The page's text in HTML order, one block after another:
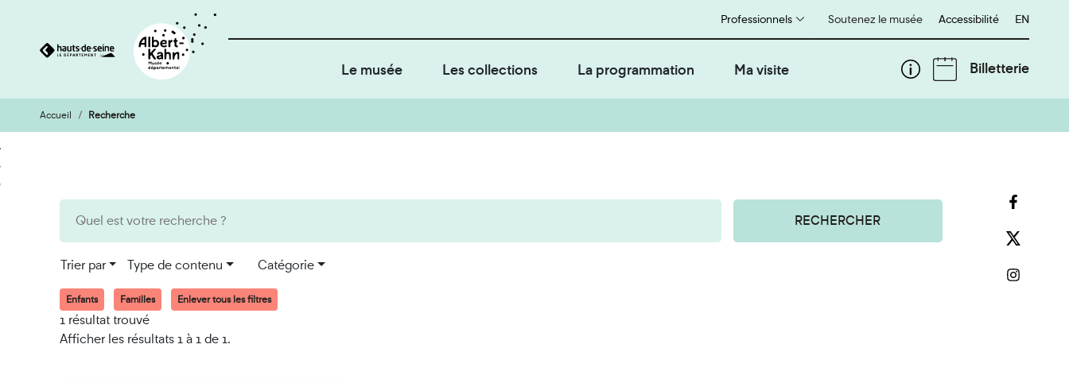
Aller
au
contenu
Aller
à
la
Soutenez le musée
Professionnels Accessibilité English
EN
Le musée Les collections La programmation Ma visite Billetterie
Accueil Recherche
RECHERCHER
Trier par Type de contenu Catégorie
Enfants Familles Enlever tous les filtres
1 résultat trouvé
Afficher les résultats 1 à 1 de 1.